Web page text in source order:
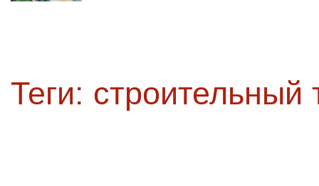
Теги: строительный